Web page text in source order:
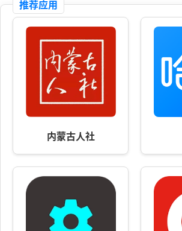
推荐应用
内蒙古人社